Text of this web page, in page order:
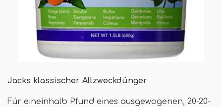
Jacks klassischer Allzweckdünger
Für eineinhalb Pfund eines ausgewogenen, 20-20-